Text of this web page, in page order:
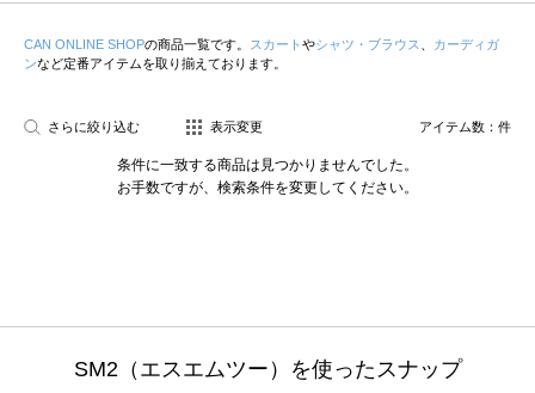
CAN ONLINE SHOPの商品一覧です。 スカート やシャツ・ブラウス
カーディガ
ンなど定番アイテムを取り揃えております。
さらに絞り込む 表示変更 アイテム数： 件
条件に一致する商品は見つかりませんでした。
お手数ですが、検索条件を変更してください。
SM2（エスエムツー）を使ったスナップ